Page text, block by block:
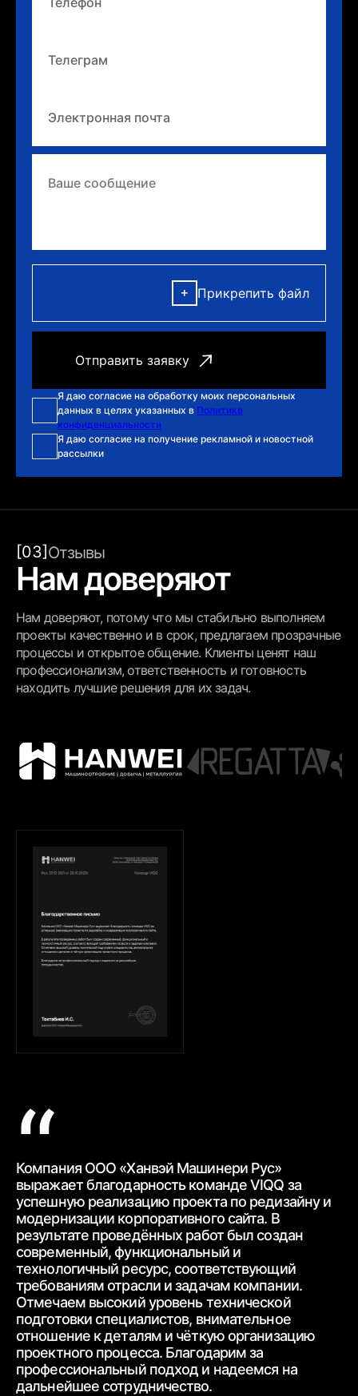
Прикрепить файл
Я даю согласие на обработку моих персональных
данных в целях указанных в Политике
конфиденциальности
Я даю согласие на получение рекламной и новостной
рассылки
[03]Отзывы
Нам доверяют
Нам доверяют, потому что мы стабильно выполняем
проекты качественно и в срок, предлагаем прозрачные
процессы и открытое общение. Клиенты ценят наш
профессионализм, ответственность и готовность
находить лучшие решения для их задач.
Компания ООО «Ханвэй Машинери Рус»
выражает благодарностькоманде VIQQ за
успешную реализацию проекта по редизайну и
модернизации корпоративного сайта. В
результате проведённых работ был создан
современный,функциональный и
технологичный ресурс, соответствующий
требованиямотрасли и задачам компании.
Отмечаем высокий уровень технической
подготовки специалистов, внимательное
отношение к деталям и чёткуюорганизацию
проектного процесса. Благодарим за
профессиональный подход и надеемся на
дальнейшеесотрудничество.